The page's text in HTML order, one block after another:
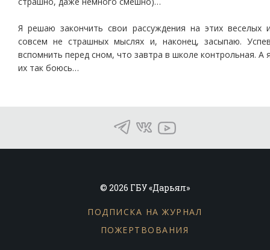
Я решаю закончить свои рассуждения на этих веселых
совсем не страшных мыслях и, наконец, засыпаю.
вспомнить перед сном, что завтра в школе контрольная. А
их так боюсь…
© 2026 ГБУ «Дарьял»
ПОДПИСКА НА ЖУРНАЛ
ПОЖЕРТВОВАНИЯ